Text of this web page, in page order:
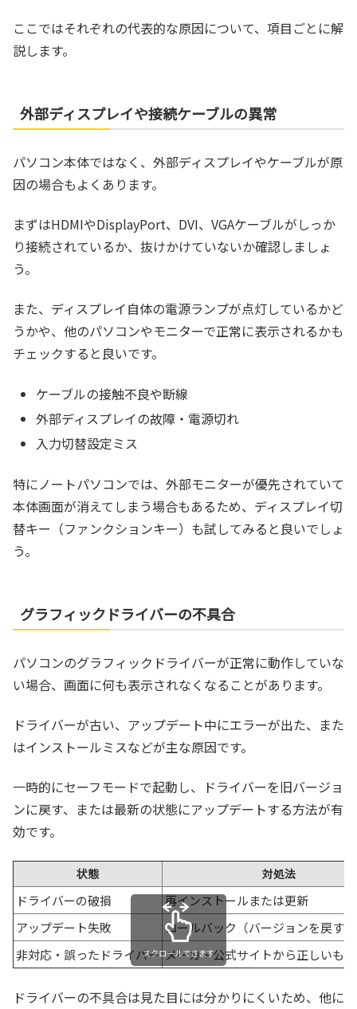
ここではそれぞれの代表的な原因について、項目ごとに解
説します。
外部ディスプレイや接続ケーブルの異常
パソコン本体ではなく、外部ディスプレイやケーブルが原
因の場合もよくあります。
まずはHDMIやDisplayPort、DVI、VGAケーブルがしっか
り接続されているか、抜けかけていないか確認しましょ
う。
また、ディスプレイ自体の電源ランプが点灯しているかど
うかや、他のパソコンやモニターで正常に表示されるかも
チェックすると良いです。
ケーブルの接触不良や断線
外部ディスプレイの故障・電源切れ
入力切替設定ミス
特にノートパソコンでは、外部モニターが優先されていて
本体画面が消えてしまう場合もあるため、ディスプレイ切
替キー（ファンクションキー）も試してみると良いでしょ
う。
グラフィックドライバーの不具合
パソコンのグラフィックドライバーが正常に動作していな
い場合、画面に何も表示されなくなることがあります。
ドライバーが古い、アップデート中にエラーが出た、また
はインストールミスなどが主な原因です。
一時的にセーフモードで起動し、ドライバーを旧バージョ
ンに戻す、または最新の状態にアップデートする方法が有
効です。
状態 対処法
ドライバーの破損
再インストールまたは更新
アップデート失敗
ロールバック（バージョンを戻す）
非対応・誤ったドライバー メーカー公式サイトから正しいも
スクロールできます
ドライバーの不具合は見た目には分かりにくいため、他に